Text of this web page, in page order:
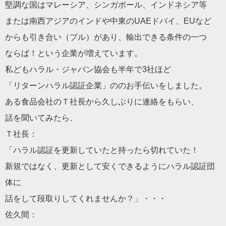
堅調な国はマレーシア、シンガポール、インドネシア等
または南西アジアのインドや中東のUAEドバイ、EUなど
からも引き合い（プル）があり、輸出できる条件の一つ
ならば！という企業が増えています。
私どもハラル・ジャパン協会も半年で3社ほど
「リターンハラル認証企業」ののお手伝いをしました。
ある食品会社のＴ社長から久しぶりに連絡をもらい、
話を聞いてみたら、
Ｔ社長：
「ハラル認証を更新していたと持ったら切れていた！
新規ではなく、更新として安くできるようにハラル認証団
体に
話をして段取りしてくれませんか？」・・・
佐久間：